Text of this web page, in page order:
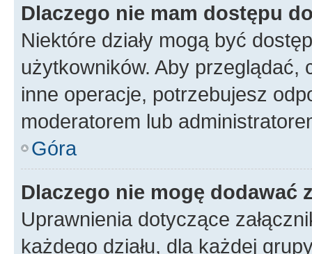
Dlaczego nie mam dostępu
Niektóre działy mogą być
użytkowników. Aby
inne operacje, potrzebujesz
moderatorem lub
Góra
Dlaczego nie mogę dodawać
Uprawnienia dotyczące
każdego działu, dla każdej